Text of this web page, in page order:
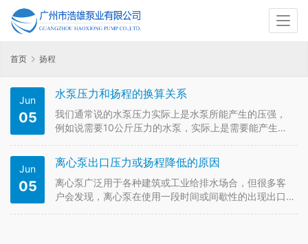
首页 扬程
Jun
05
水泵压力和扬程的换算关系
我们通常说的水泵压力实际上是水泵所能产生的压强，
例如说需要10公斤压力的水泵，实际上是需要能产生压
1Mpa压强的水泵，推导过程为：
Jun
05
离心泵出口压力或扬程降低的原因
离心泵广泛用于各种建筑或工业给排水场合，但很多客
户会发现，离心泵在使用一段时间或间歇性的出现出口